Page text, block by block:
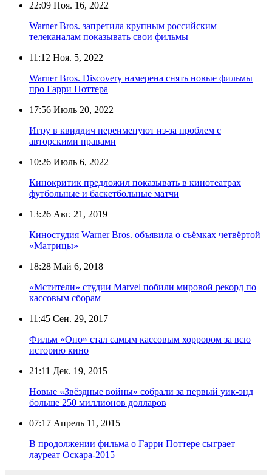
22:09 Ноя. 16, 2022
Warner Bros. запретила крупным российским
телеканалам показывать свои фильмы
11:12 Ноя. 5, 2022
Warner Bros. Discovery намерена снять новые фильмы
про Гарри Поттера
17:56 Июль 20, 2022
Игру в квиддич переименуют из-за проблем с
авторскими правами
10:26 Июль 6, 2022
Кинокритик предложил показывать в кинотеатрах
футбольные и баскетбольные матчи
13:26 Авг. 21, 2019
Киностудия Warner Bros. объявила о съёмках четвёртой
«Матрицы»
18:28 Май 6, 2018
«Мстители» студии Marvel побили мировой рекорд по
кассовым сборам
11:45 Сен. 29, 2017
Фильм «Оно» стал самым кассовым хоррором за всю
историю кино
21:11 Дек. 19, 2015
Новые «Звёздные войны» собрали за первый уик-энд
больше 250 миллионов долларов
07:17 Апрель 11, 2015
В продолжении фильма о Гарри Поттере сыграет
лауреат Оскара-2015